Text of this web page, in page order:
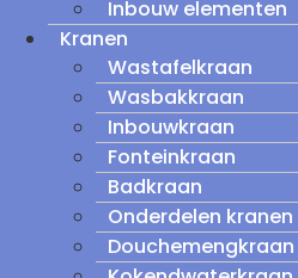
Inbouw elementen
Kranen
Wastafelkraan
Wasbakkraan
Inbouwkraan
Fonteinkraan
Badkraan
Onderdelen kranen
Douchemengkraan